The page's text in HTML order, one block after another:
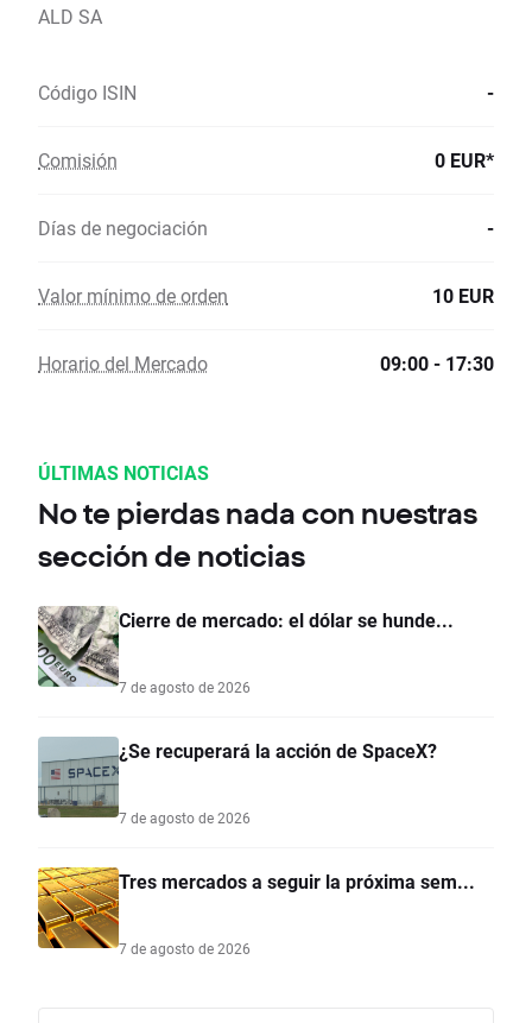
ALD SA
Código ISIN -
Comisión 0 EUR*
Días de negociación -
Valor mínimo de orden 10 EUR
Horario del Mercado 09:00 - 17:30
ÚLTIMAS NOTICIAS
No te pierdas nada con nuestras
sección de noticias
Cierre de mercado: el dólar se hunde...
7 de agosto de 2026
¿Se recuperará la acción de SpaceX?
7 de agosto de 2026
Tres mercados a seguir la próxima sem...
7 de agosto de 2026